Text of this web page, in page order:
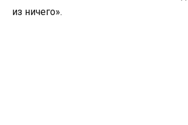
из ничего».